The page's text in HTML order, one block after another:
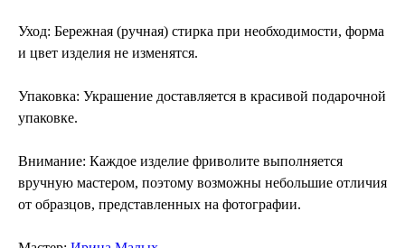
Уход: Бережная (ручная) стирка при необходимости, форма
и цвет изделия не изменятся.
Упаковка: Украшение доставляется в красивой подарочной
упаковке.
Внимание: Каждое изделие фриволите выполняется
вручную мастером, поэтому возможны небольшие отличия
от образцов, представленных на фотографии.